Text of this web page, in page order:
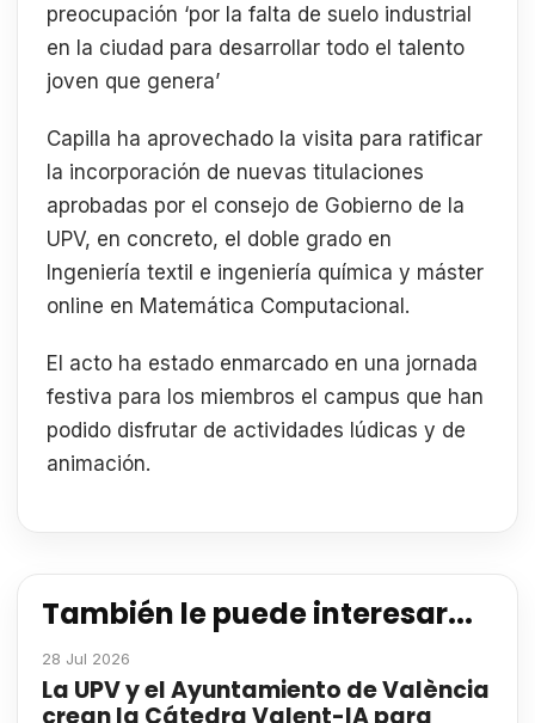
preocupación ‘por la falta de suelo industrial
en la ciudad para desarrollar todo el talento
joven que genera’
Capilla ha aprovechado la visita para ratificar
la incorporación de nuevas titulaciones
aprobadas por el consejo de Gobierno de la
UPV, en concreto, el doble grado en
Ingeniería textil e ingeniería química y máster
online en Matemática Computacional.
El acto ha estado enmarcado en una jornada
festiva para los miembros el campus que han
podido disfrutar de actividades lúdicas y de
animación.
También le puede interesar...
28 Jul 2026
La UPV y el Ayuntamiento de València
crean la Cátedra Valent-IA para